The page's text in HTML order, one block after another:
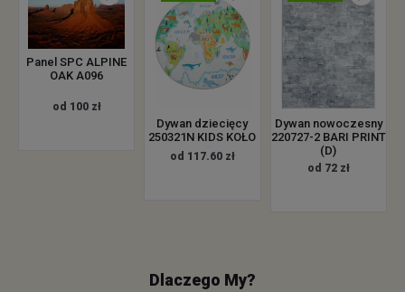
Panel SPC ALPINE
OAK A096
od 100 zł
Dywan dziecięcy
250321N KIDS KOŁO
od 117.60 zł
Dywan nowoczesny
220727-2 BARI PRINT
(D)
od 72 zł
Dlaczego My?